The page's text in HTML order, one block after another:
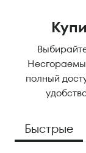
полный
Быстрые